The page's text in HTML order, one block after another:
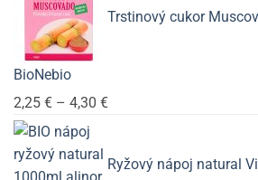
Trstinový cukor
BioNebio
2,25 € – 4,30 €Price
through
Ryžový nápoj natural